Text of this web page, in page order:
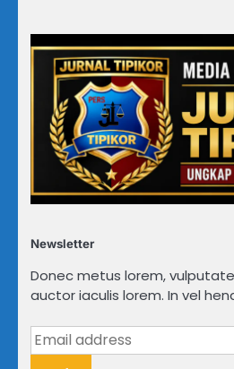
Newsletter
Donec metus lorem,
auctor iaculis lorem. In vel